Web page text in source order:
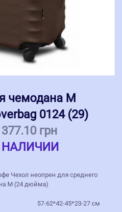
чемодана M
0124 (29)
377.10 грн
НАЛИЧИИ
Чехол неопрен для среднего
M (24 дюйма)
57-62*42-45*23-27 см